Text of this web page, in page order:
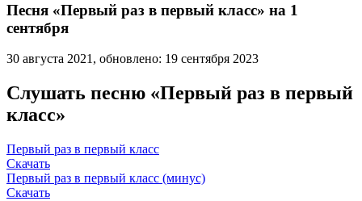
Песня «Первый раз в первый класс» на 1
сентября
30 августа 2021, обновлено: 19 сентября 2023
Слушать песню «Первый раз в первый
класс»
Первый раз в первый класс
Скачать
Первый раз в первый класс (минус)
Скачать